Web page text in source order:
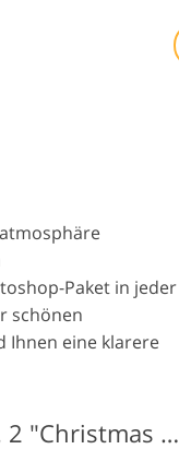
Paket in jeder
schönen
Ihnen eine klarere
Photoshop-Schneeaktion Nr. 2 "Christmas Tree"